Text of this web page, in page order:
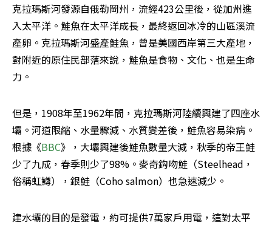
克拉瑪斯河發源自俄勒岡州，流經423公里後，從加州進
入太平洋。鮭魚在太平洋成長，最終返回冰冷的山區溪流
產卵。克拉瑪斯河盛產鮭魚，曾是美國西岸第三大產地，
對附近的原住民部落來說，鮭魚是食物、文化、也是生命
力。
但是，1908年至1962年間，克拉瑪斯河陸續興建了四座水
壩。河道限縮、水量驟減、水質變差後，鮭魚容易染病。
根據《BBC》，大壩興建後鮭魚數量大減，秋季的帝王鮭
少了九成，春季則少了98%。麥奇鈎吻鮭（Steelhead，
俗稱虹鱒），銀鮭（Coho salmon）也急速減少。
建水壩的目的是發電，約可提供7萬家戶用電，這對太平